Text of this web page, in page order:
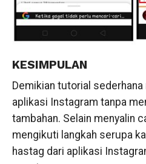
KESIMPULAN
Demikian tutorial
aplikasi Instagram tanpa
tambahan. Selain menyalin
mengikuti langkah serupa
hastag dari aplikasi